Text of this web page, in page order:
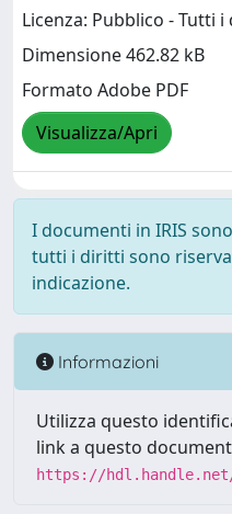
Licenza: Pubblico - Tutti
Dimensione 462.82 kB
Formato Adobe PDF
Visualizza/Apri
I documenti in IRIS
tutti i diritti sono
indicazione.
Informazioni
Utilizza questo
link a questo
https://hdl.handle.net/